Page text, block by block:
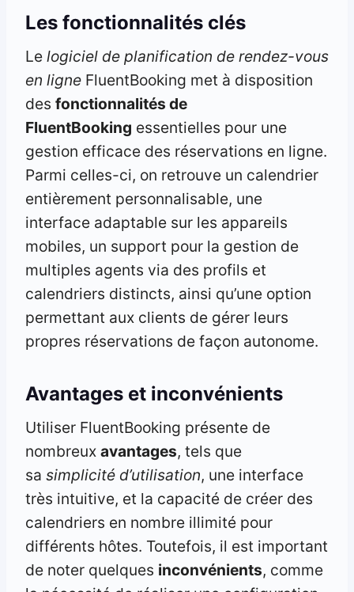
Les fonctionnalités clés
Le logiciel de planification de rendez-vous
en ligne FluentBooking met à disposition
des fonctionnalités de
FluentBooking essentielles pour une
gestion efficace des réservations en ligne.
Parmi celles-ci, on retrouve un calendrier
entièrement personnalisable, une
interface adaptable sur les appareils
mobiles, un support pour la gestion de
multiples agents via des profils et
calendriers distincts, ainsi qu’une option
permettant aux clients de gérer leurs
propres réservations de façon autonome.
Avantages et inconvénients
Utiliser FluentBooking présente de
nombreux avantages, tels que
sa simplicité d’utilisation, une interface
très intuitive, et la capacité de créer des
calendriers en nombre illimité pour
différents hôtes. Toutefois, il est important
de noter quelques inconvénients, comme